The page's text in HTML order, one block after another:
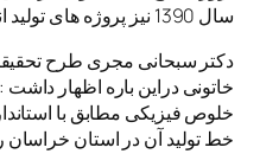
سال 1390 نیز پروژه های تولید انبوه آن آغاز شد .
دکتر سبحانی مجری طرح
خاتونی دراین باره اظهار داشت
خلوص فیزیکی مطابق با
خط تولید آن در استان